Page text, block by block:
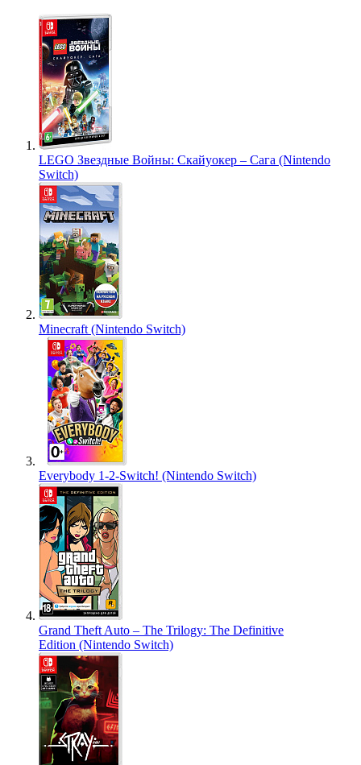
LEGO Звездные Войны: Скайуокер – Сага (Nintendo
Switch)
Minecraft (Nintendo Switch)
Everybody 1-2-Switch! (Nintendo Switch)
Grand Theft Auto – The Trilogy: The Definitive
Edition (Nintendo Switch)